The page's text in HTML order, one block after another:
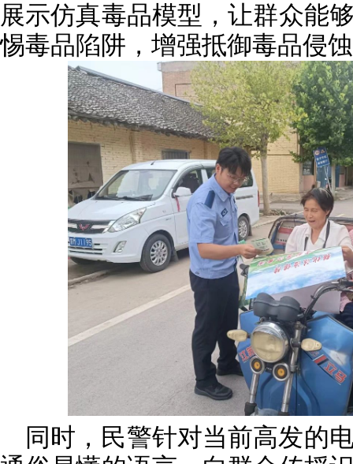
展示仿真毒品模型，让群众能
惕毒品陷阱，增强抵御毒品侵
同时，民警针对当前高发的